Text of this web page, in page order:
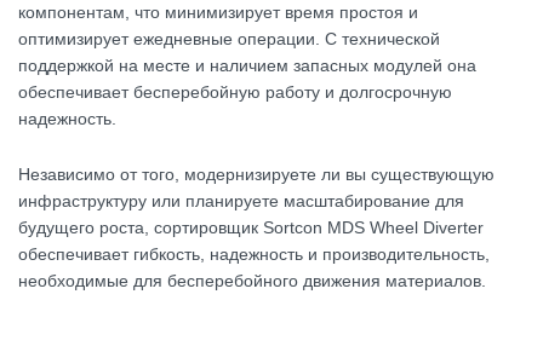
компонентам, что минимизирует время простоя и
оптимизирует ежедневные операции. С технической
поддержкой на месте и наличием запасных модулей она
обеспечивает бесперебойную работу и долгосрочную
надежность.
Независимо от того, модернизируете ли вы существующую
инфраструктуру или планируете масштабирование для
будущего роста, сортировщик Sortcon MDS Wheel Diverter
обеспечивает гибкость, надежность и производительность,
необходимые для бесперебойного движения материалов.